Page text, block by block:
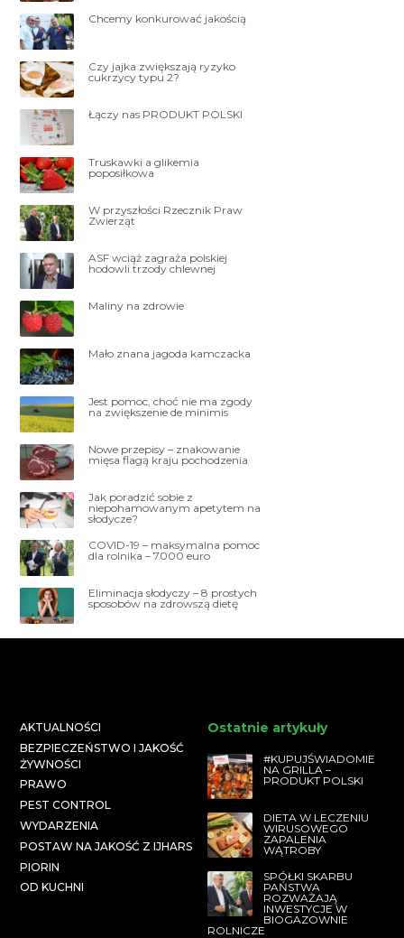
Chcemy konkurować jakością
Czy jajka zwiększają ryzyko
cukrzycy typu 2?
Łączy nas PRODUKT POLSKI
Truskawki a glikemia
poposiłkowa
W przyszłości Rzecznik Praw
Zwierząt
ASF wciąż zagraża polskiej
hodowli trzody chlewnej
Maliny na zdrowie
Mało znana jagoda kamczacka
Jest pomoc, choć nie ma zgody
na zwiększenie de minimis
Nowe przepisy – znakowanie
mięsa flagą kraju pochodzenia
Jak poradzić sobie z
niepohamowanym apetytem na
słodycze?
COVID-19 – maksymalna pomoc
dla rolnika – 7000 euro
Eliminacja słodyczy – 8 prostych
sposobów na zdrowszą dietę
AKTUALNOŚCI
BEZPIECZEŃSTWO I JAKOŚĆ
ŻYWNOŚCI
PRAWO
PEST CONTROL
WYDARZENIA
POSTAW NA JAKOŚĆ Z IJHARS
PIORIN
OD KUCHNI
Ostatnie artykuły
#KUPUJŚWIADOMIE
NA GRILLA –
PRODUKT POLSKI
DIETA W LECZENIU
WIRUSOWEGO
ZAPALENIA
WĄTROBY
SPÓŁKI SKARBU
PAŃSTWA
ROZWAŻAJĄ
INWESTYCJE W
BIOGAZOWNIE
ROLNICZE